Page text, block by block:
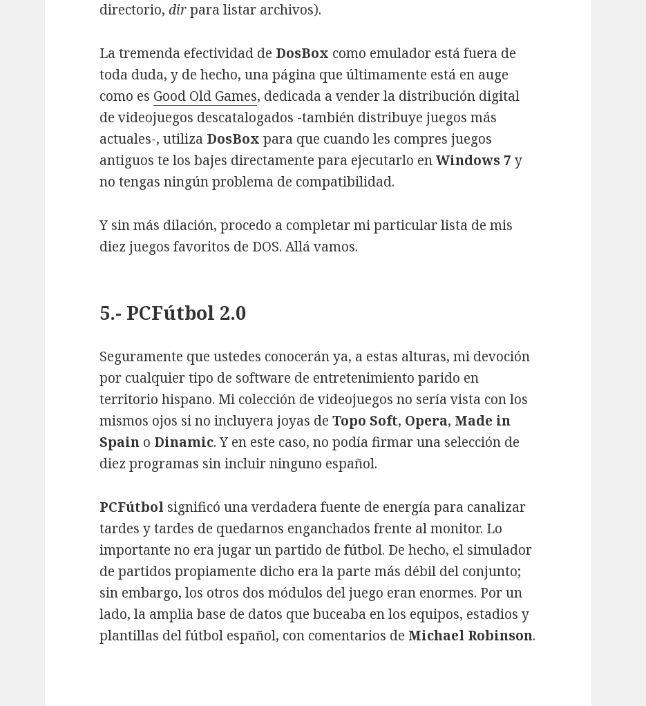
directorio,dirpara listar archivos).
La tremenda efectividad de DosBox como emulador está fuera de
toda duda, y de hecho, una página que últimamente está en auge
como es Good Old Games, dedicada a vender la distribución digital
de videojuegos descatalogados -también distribuye juegos más
actuales-, utiliza DosBox para que cuando les compres juegos
antiguos te los bajes directamente para ejecutarlo enWindows 7 y
no tengas ningún problema de compatibilidad.
Y sin más dilación, procedo a completar mi particular lista de mis
diez juegos favoritos de DOS. Allá vamos.
5.- PCFútbol 2.0
Seguramente que ustedes conocerán ya, a estas alturas, mi devoción
por cualquier tipo de software de entretenimiento parido en
territorio hispano. Mi colección de videojuegos no sería vista con los
mismos ojos si no incluyera joyas deTopo Soft, Opera, Made in
Spain o Dinamic. Y en este caso, no podía firmar una selección de
diez programas sin incluir ninguno español.
PCFútbol significó una verdadera fuente de energía para canalizar
tardes y tardes de quedarnos enganchados frente al monitor. Lo
importante no era jugar un partido de fútbol. De hecho, el simulador
de partidos propiamente dicho era la parte más débil del conjunto;
sin embargo, los otros dos módulos del juego eran enormes. Por un
lado, la amplia base de datos que buceaba en los equipos, estadios y
plantillas del fútbol español, con comentarios de Michael Robinson.